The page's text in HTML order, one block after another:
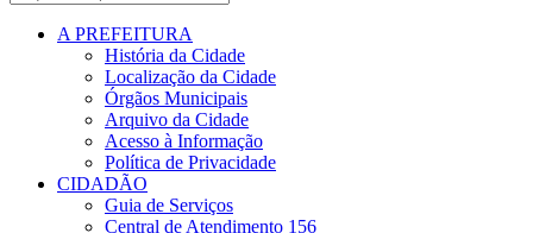
A PREFEITURA
História da Cidade
Localização da Cidade
Órgãos Municipais
Arquivo da Cidade
Acesso à Informação
Política de Privacidade
CIDADÃO
Guia de Serviços
Central de Atendimento 156